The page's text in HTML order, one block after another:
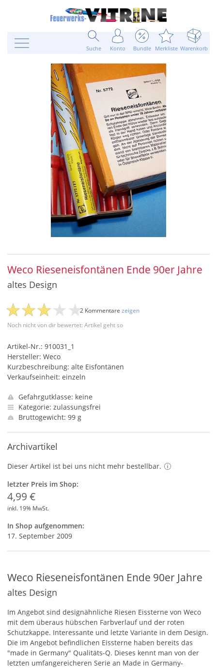
Suche Konto Bundle Merkliste Warenkorb
Weco Rieseneisfontänen Ende 90er Jahre
altes Design
Noch nicht von dir bewertet: Artikel geht so
2 Kommentare zeigen
Artikel-Nr.: 910031_1
Hersteller: Weco
Kurzbeschreibung: alte Eisfontänen
Verkaufseinheit: einzeln
Gefahrgutklasse: keine
Kategorie: zulassungsfrei
Bruttogewicht: 99 g
Archivartikel
Dieser Artikel ist bei uns nicht mehr bestellbar.
letzter Preis im Shop:
4,99 €
inkl. 19% MwSt.
In Shop aufgenommen:
17. September 2009
Weco Rieseneisfontänen Ende 90er Jahre
altes Design
Im Angebot sind designähnliche Riesen Eissterne von Weco
mit dem überaus hübschen Farbverlauf und der roten
Schutzkappe. Interessante und letzte Variante in dem Design.
Die im Angebot befindlichen Eissterne haben bereits das
"made in Germany" Qualitäts-Q. Dieses kennt man von der
letzten umfangereicheren Serie an Made in Germany-